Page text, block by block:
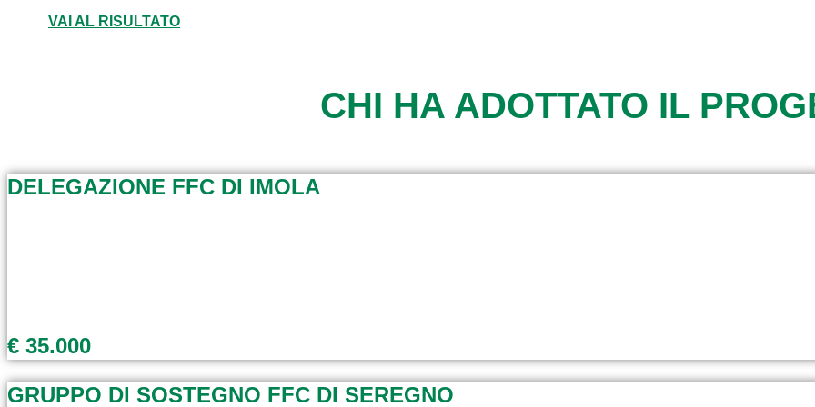
VAI AL RISULTATO
CHI HA ADOTTATO IL
DELEGAZIONE FFC DI IMOLA
€ 35.000
GRUPPO DI SOSTEGNO FFC DI SEREGNO